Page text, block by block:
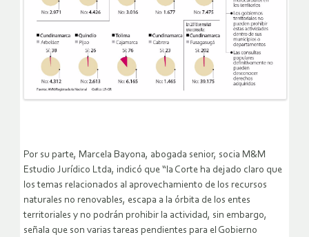
Por su parte, Marcela Bayona, abogada senior, socia M&M
Estudio Jurídico Ltda, indicó que “la Corte ha dejado claro que
los temas relacionados al aprovechamiento de los recursos
naturales no renovables, escapa a la órbita de los entes
territoriales y no podrán prohibir la actividad, sin embargo,
señala que son varias tareas pendientes para el Gobierno